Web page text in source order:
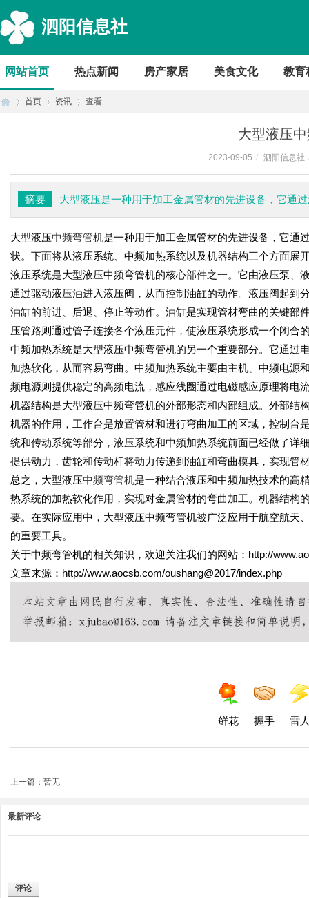
泗阳信息社
网站首页 热点新闻 房产家居 美食文化 教育
首页 资讯 查看
大型液压
2023-09-05 / 泗阳信息社
摘要 大型液压是一种用于加工金属管材的先进设备，它通
大型液压中频弯管机是一种用于加工金属管材的先进设备，它通
状。下面将从液压系统、中频加热系统以及机器结构三个方面展
液压系统是大型液压中频弯管机的核心部件之一。它由液压泵、
通过驱动液压油进入液压阀，从而控制油缸的动作。液压阀起到
油缸的前进、后退、停止等动作。油缸是实现管材弯曲的关键部
压管路则通过管子连接各个液压元件，使液压系统形成一个闭合
中频加热系统是大型液压中频弯管机的另一个重要部分。它通过
加热软化，从而容易弯曲。中频加热系统主要由主机、中频电
频电源则提供稳定的高频电流，感应线圈通过电磁感应原理将电
机器结构是大型液压中频弯管机的外部形态和内部组成。外部结
机器的作用，工作台是放置管材和进行弯曲加工的区域，控制台
统和传动系统等部分，液压系统和中频加热系统前面已经做了详
提供动力，齿轮和传动杆将动力传递到油缸和弯曲模具，实现管
总之，大型液压中频弯管机是一种结合液压和中频加热技术的高
热系统的加热软化作用，实现对金属管材的弯曲加工。机器结构
要。在实际应用中，大型液压中频弯管机被广泛应用于航空航天
的重要工具。
关于中频弯管机的相关知识，欢迎关注我们的网站：http://
文章来源：http://www.aocsb.com/oushang@2017/index.php
鲜花 握手 雷
上一篇：暂无
最新评论
评论